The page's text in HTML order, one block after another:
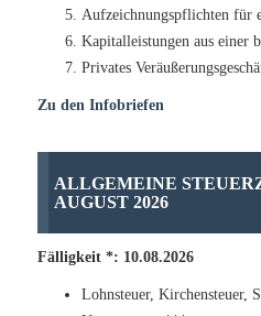
Aufzeichnungspflichten für
Kapitalleistungen aus einer
Privates
Zu den Infobriefen
ALLGEMEINE
AUGUST 2026
Fälligkeit *: 10.08.2026
Lohnsteuer, Kirchensteuer,